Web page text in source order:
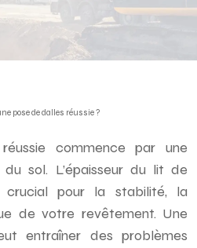
pose de dalles réussie ?
commence par une
sol. L’épaisseur du lit de
pour la stabilité, la
de votre revêtement. Une
entraîner des problèmes